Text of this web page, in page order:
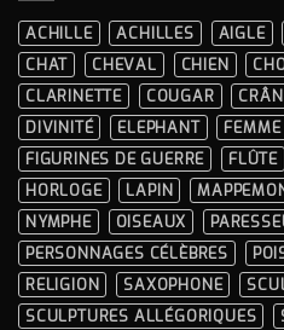
?
ACHILLE ACHILLES AIGLE
CHAT
CHEVAL CHIEN
CLARINETTE
COUGAR
DIVINITÉ
ELEPHANT FEMME
FIGURINES DE GUERRE
FLÛTE
HORLOGE
LAPIN
NYMPHE
OISEAUX
PERSONNAGES CÉLÈBRES
RELIGION
SAXOPHONE
SCULPTURES ALLÉGORIQUES